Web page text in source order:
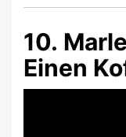
10.
Einen